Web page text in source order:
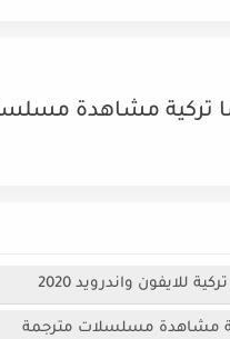
مشاهدة مسلسلات 2020 مترجمة
للايفون واندرويد 2020
مشاهدة مسلسلات مترجمة